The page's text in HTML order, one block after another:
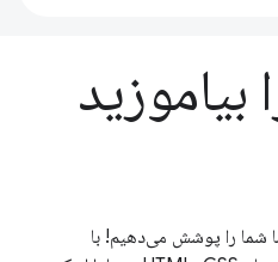
بیاموزید
شما را پوشش می‌دهیم! با